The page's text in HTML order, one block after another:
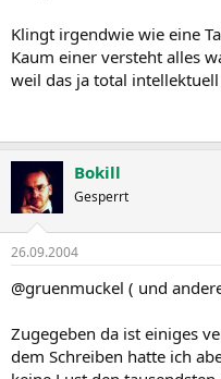
Klingt irgendwie wie eine
Kaum einer versteht alles
weil das ja total
Bokill
Gesperrt
26.09.2004
@gruenmuckel ( und
Zugegeben da ist einiges
dem Schreiben hatte ich